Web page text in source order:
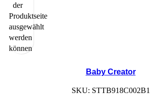
der
Produktseite
ausgewählt
werden
können
Baby Creator
SKU: STTB918C002B1
Optionen
auswählen
Dieses
Produkt
Quick
view